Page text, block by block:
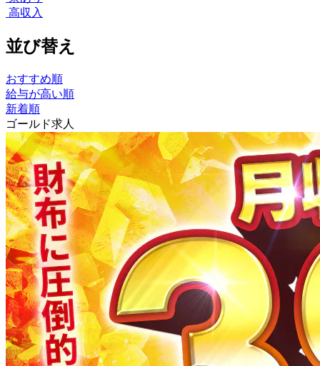
高収入
並び替え
おすすめ順
給与が高い順
新着順
ゴールド求人